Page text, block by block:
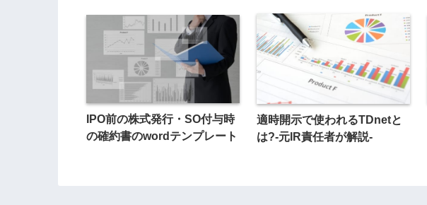
IPO前の株式発行・SO付与時
の確約書のwordテンプレート
適時開示で使われるTDnetと
は?-元IR責任者が解説-